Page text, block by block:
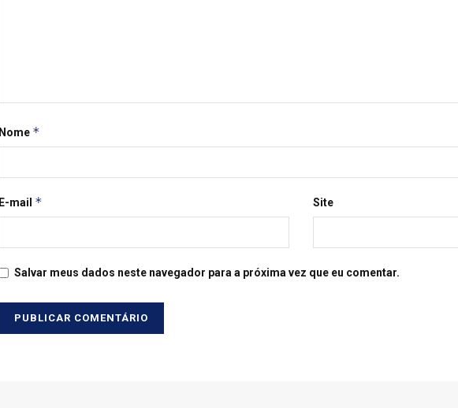
Nome *
E-mail * Site
Salvar meus dados neste navegador para a próxima vez que eu comentar.